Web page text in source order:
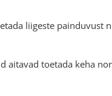
liigeste painduvust
toetada keha